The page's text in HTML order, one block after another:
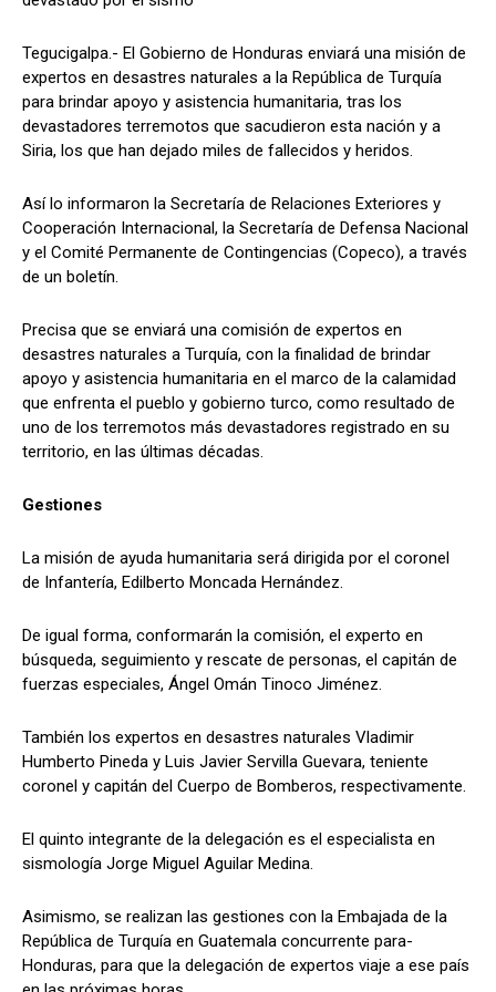
Comparta
Facebook WhatsApp
Síganos
Comparta
Facebook WhatsApp
Síganos
Tegucigalpa.- El Gobierno de Honduras enviará una misión de
expertos en desastres naturales a la República de Turquía
para brindar apoyo y asistencia humanitaria, tras los
devastadores terremotos que sacudieron esta nación y a
Siria, los que han dejado miles de fallecidos y heridos.
Así lo informaron la Secretaría de Relaciones Exteriores y
Cooperación Internacional, la Secretaría de Defensa Nacional
y el Comité Permanente de Contingencias (Copeco), a través
de un boletín.
Precisa que se enviará una comisión de expertos en
desastres naturales a Turquía, con la finalidad de brindar
apoyo y asistencia humanitaria en el marco de la calamidad
que enfrenta el pueblo y gobierno turco, como resultado de
uno de los terremotos más devastadores registrado en su
territorio, en las últimas décadas.
Gestiones
La misión de ayuda humanitaria será dirigida por el coronel
de Infantería, Edilberto Moncada Hernández.
De igual forma, conformarán la comisión, el experto en
búsqueda, seguimiento y rescate de personas, el capitán de
fuerzas especiales, Ángel Omán Tinoco Jiménez.
También los expertos en desastres naturales Vladimir
Humberto Pineda y Luis Javier Servilla Guevara, teniente
coronel y capitán del Cuerpo de Bomberos, respectivamente.
El quinto integrante de la delegación es el especialista en
sismología Jorge Miguel Aguilar Medina.
Asimismo, se realizan las gestiones con la Embajada de la
República de Turquía en Guatemala concurrente para-
Honduras, para que la delegación de expertos viaje a ese país